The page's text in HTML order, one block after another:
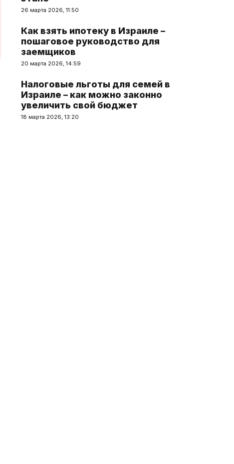
26 марта 2026, 11:50
Как взять ипотеку в Израиле –
пошаговое руководство для
заемщиков
20 марта 2026, 14:59
Налоговые льготы для семей в
Израиле – как можно законно
увеличить свой бюджет
18 марта 2026, 13:20